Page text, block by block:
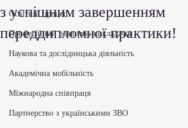
Освітній процес
Професійний розвиток викладачів
Наукова та дослідницька діяльність
Академічна мобільність
Міжнародна співпраця
Партнерство з українськими ЗВО
з успішним завершенням
переддипломної практики!